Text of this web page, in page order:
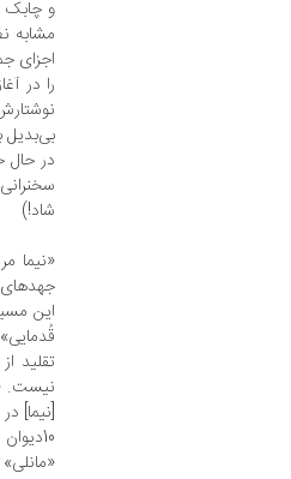
و چابک
مشابه
اجزای
را در
بی‌بدیل
در حال
شاد!)
«نیما
این
تقلید
نیست.
[نیما]